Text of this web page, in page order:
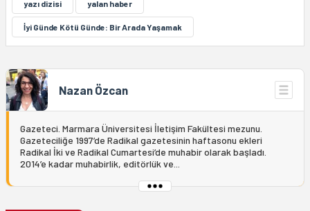
yazı dizisi yalan haber
İyi Günde Kötü Günde: Bir Arada Yaşamak
Nazan Özcan
Gazeteci. Marmara Üniversitesi İletişim Fakültesi mezunu.
Gazeteciliğe 1997’de Radikal gazetesinin haftasonu ekleri
Radikal İki ve Radikal Cumartesi’de muhabir olarak başladı.
2014’e kadar muhabirlik, editörlük ve...